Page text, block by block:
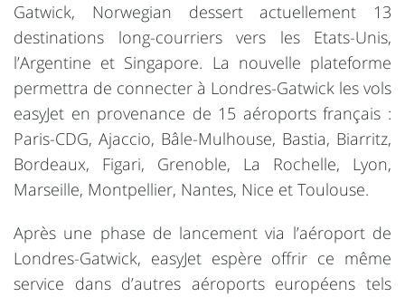
Gatwick, Norwegian dessert actuellement 13
destinations long-courriers vers les Etats-Unis,
l’Argentine et Singapore. La nouvelle plateforme
permettra de connecter à Londres-Gatwick les vols
easyJet en provenance de 15 aéroports français :
Paris-CDG, Ajaccio, Bâle-Mulhouse, Bastia, Biarritz,
Bordeaux, Figari, Grenoble, La Rochelle, Lyon,
Marseille, Montpellier, Nantes, Nice et Toulouse.
Après une phase de lancement via l’aéroport de
Londres-Gatwick, easyJet espère offrir ce même
service dans d’autres aéroports européens tels